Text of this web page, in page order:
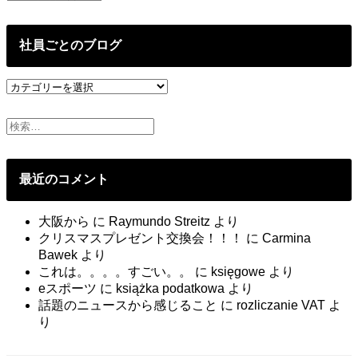
の
社員ごとのブログ
社
ご
と
グ
最近のコメント
大阪から に Raymundo Streitz より
クリスマスプレゼント交換会！！！
に Carmina
Bawek より
これは。。。。すごい。。
に księgowe より
eスポーツ に książka podatkowa より
話題のニュースから感じること に rozliczanie VAT よ
り